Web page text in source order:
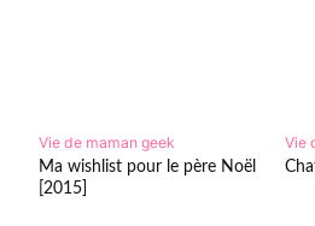
Vie de maman geek
Ma wishlist pour le père Noël
[2015]
Vie